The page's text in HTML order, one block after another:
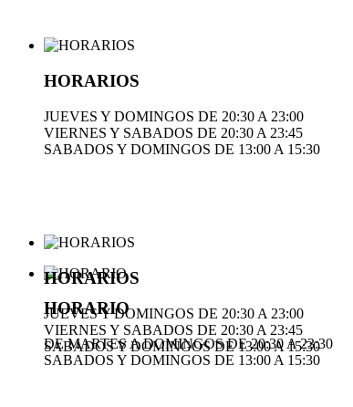
HORARIOS
JUEVES Y DOMINGOS DE 20:30 A 23:00
VIERNES Y SABADOS DE 20:30 A 23:45
SABADOS Y DOMINGOS DE 13:00 A 15:30
HORARIO
DE MARTES A DOMINGOS DE 20:30 A 23:30
SABADOS Y DOMINGOS DE 13:00 A 15:30
HORARIOS
JUEVES Y DOMINGOS DE 20:30 A 23:00
VIERNES Y SABADOS DE 20:30 A 23:45
SABADOS Y DOMINGOS DE 13:00 A 15:30